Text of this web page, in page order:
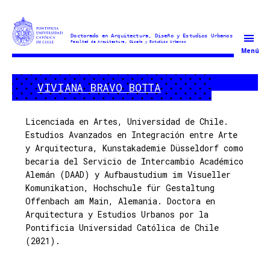
Doctorado
Arquitectura
y
Estudios
Menú
VIVIANA BRAVO BOTTA
Licenciada en Artes, Universidad de Chile.
Estudios Avanzados en Integración entre Arte
y Arquitectura, Kunstakademie Düsseldorf como
becaria del Servicio de Intercambio Académico
Alemán (DAAD) y Aufbaustudium im Visueller
Komunikation, Hochschule für Gestaltung
Offenbach am Main, Alemania. Doctora en
Arquitectura y Estudios Urbanos por la
Pontificia Universidad Católica de Chile
(2021).